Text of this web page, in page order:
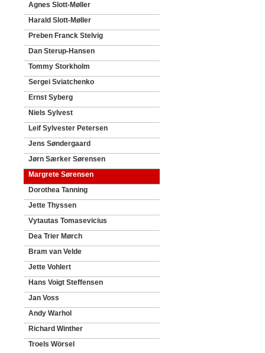
Agnes Slott-Møller
Harald Slott-Møller
Preben Franck Stelvig
Dan Sterup-Hansen
Tommy Storkholm
Sergei Sviatchenko
Ernst Syberg
Niels Sylvest
Leif Sylvester Petersen
Jens Søndergaard
Jørn Særker Sørensen
Margrete Sørensen
Dorothea Tanning
Jette Thyssen
Vytautas Tomasevicius
Dea Trier Mørch
Bram van Velde
Jette Vohlert
Hans Voigt Steffensen
Jan Voss
Andy Warhol
Richard Winther
Troels Wörsel